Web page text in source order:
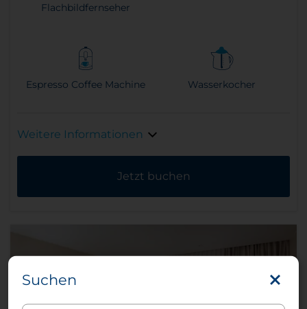
Flachbildfernseher
Espresso Coffee Machine Wasserkocher
Weitere Informationen
Jetzt buchen
Suchen